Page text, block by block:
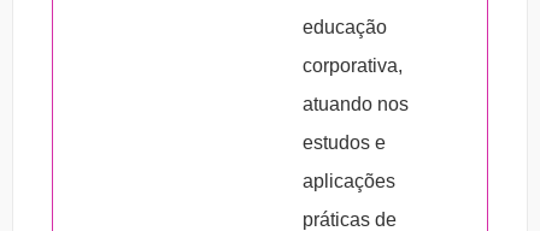
educação
corporativa,
atuando nos
estudos e
aplicações
práticas de